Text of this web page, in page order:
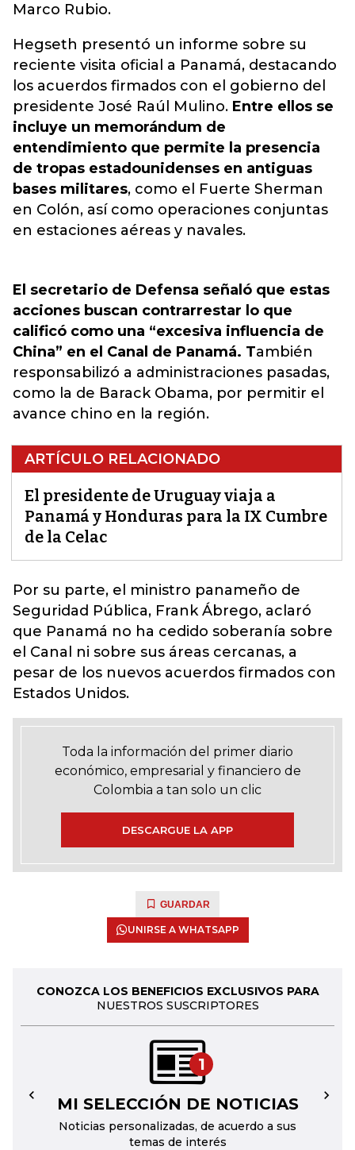
Marco Rubio.
Hegseth presentó un informe sobre su
reciente visita oficial a Panamá, destacando
los acuerdos firmados con el gobierno del
presidente José Raúl Mulino. Entre ellos se
incluye un memorándum de
entendimiento que permite la presencia
de tropas estadounidenses en antiguas
bases militares, como el Fuerte Sherman
en Colón, así como operaciones conjuntas
en estaciones aéreas y navales.
El secretario de Defensa señaló que estas
acciones buscan contrarrestar lo que
calificó como una “excesiva influencia de
China” en el Canal de Panamá. También
responsabilizó a administraciones pasadas,
como la de Barack Obama, por permitir el
avance chino en la región.
ARTÍCULO RELACIONADO
El presidente de Uruguay viaja a
Panamá y Honduras para la IX Cumbre
de la Celac
Por su parte, el ministro panameño de
Seguridad Pública, Frank Ábrego, aclaró
que Panamá no ha cedido soberanía sobre
el Canal ni sobre sus áreas cercanas, a
pesar de los nuevos acuerdos firmados con
Estados Unidos.
Toda la información del primer diario
económico, empresarial y financiero de
Colombia a tan solo un clic
DESCARGUE LA APP
GUARDAR
UNIRSE A WHATSAPP
CONOZCA LOS BENEFICIOS EXCLUSIVOS PARA
NUESTROS SUSCRIPTORES
1
MI SELECCIÓN DE NOTICIAS
Noticias personalizadas, de acuerdo a sus
temas de interés
← →